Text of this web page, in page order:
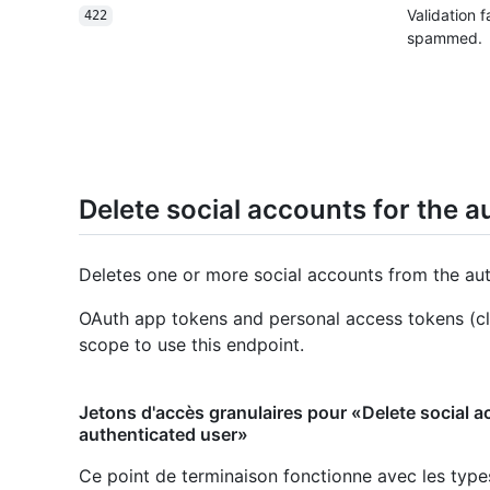
422
Validation
spammed.
Delete social accounts for the
Deletes one or more social accounts from the
OAuth app tokens and personal access tokens
scope to use this endpoint.
Jetons d'accès granulaires pour «Delete social
authenticated user»
Ce point de terminaison fonctionne avec les